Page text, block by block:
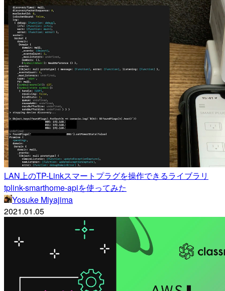
LAN上のTP-Linkスマートプラグを操作できるライブラリ
tplink-smarthome-apiを使ってみた
Yosuke Miyajima
2021.01.05